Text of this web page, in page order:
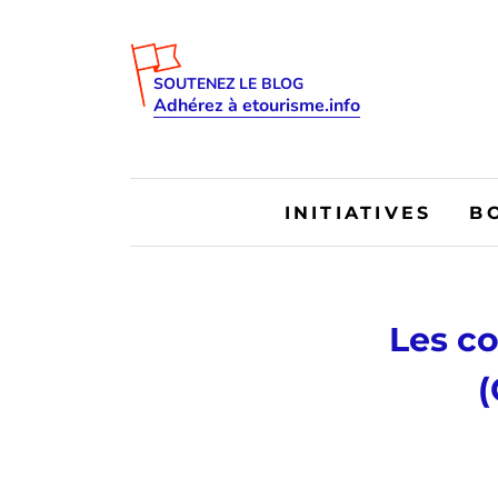
SOUTENEZ LE BLOG
Adhérez à etourisme.info
INITIATIVES
Les